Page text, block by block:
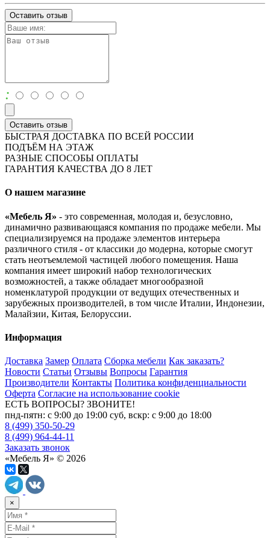
Оставить отзыв
:
Оставить отзыв
БЫСТРАЯ ДОСТАВКА ПО ВСЕЙ РОССИИ
ПОДЪЁМ НА ЭТАЖ
РАЗНЫЕ СПОСОБЫ ОПЛАТЫ
ГАРАНТИЯ КАЧЕСТВА ДО 8 ЛЕТ
О нашем магазине
«Мебель Я» - это современная, молодая и, безусловно,
динамично развивающаяся компания по продаже мебели. Мы
специализируемся на продаже элементов интерьера
различного стиля - от классики до модерна, которые смогут
стать неотъемлемой частицей любого помещения. Наша
компания имеет широкий набор технологических
возможностей, а также обладает многообразной
номенклатурой продукции от ведущих отечественных и
зарубежных производителей, в том числе Италии, Индонезии,
Малайзии, Китая, Белоруссии.
Информация
Доставка Замер Оплата Сборка мебели Как заказать?
Новости Статьи Отзывы Вопросы Гарантия
Производители Контакты Политика конфиденциальности
Оферта Согласие на использование cookie
ЕСТЬ ВОПРОСЫ? ЗВОНИТЕ!
пнд-пятн: с 9:00 до 19:00 суб, вскр: с 9:00 до 18:00
8 (499) 350-50-29
8 (499) 964-44-11
Заказать звонок
«Мебель Я» © 2026
×